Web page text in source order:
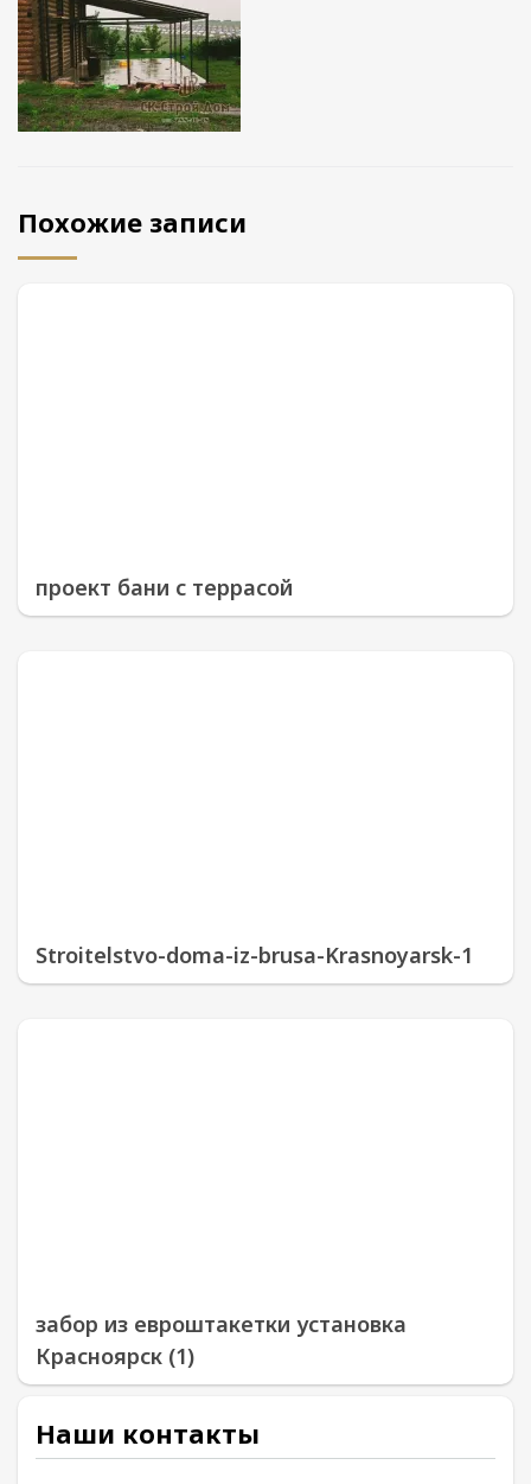
Похожие записи
проект бани с террасой
Stroitelstvo-doma-iz-brusa-Krasnoyarsk-1
забор из евроштакетки установка
Красноярск (1)
Наши контакты